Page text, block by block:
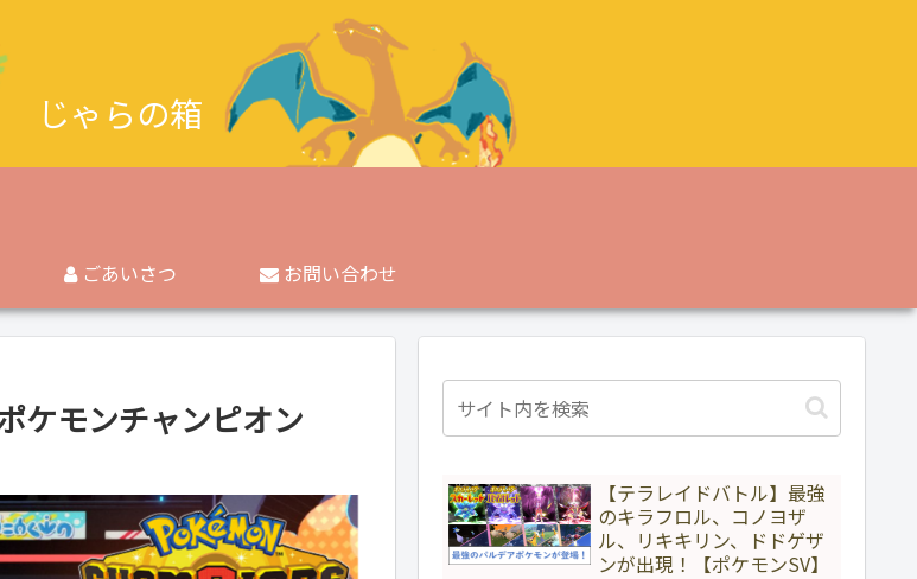
じゃらの箱
ごあいさつ お問い合わせ
ケモンチャンピオン
【テラレイドバトル】最強
のキラフロル、コノヨザ
ル、リキキリン、ドドゲザ
ンが出現！【ポケモンSV】